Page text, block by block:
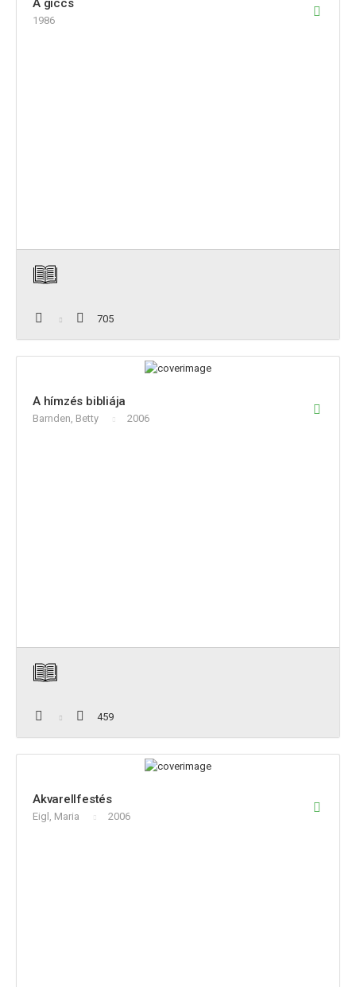
A giccs
1986
705
A hímzés bibliája
Barnden, Betty 2006
459
Akvarellfestés
Eigl, Maria 2006